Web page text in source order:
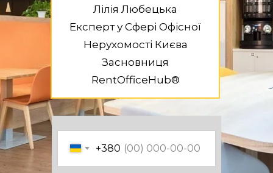
+380
Лілія Любецька
Експерт у Сфері Офісної
Нерухомості Києва
Засновниця
RentOfficeHub®